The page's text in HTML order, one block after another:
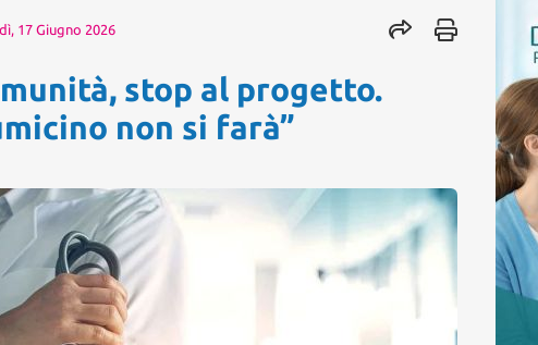
17 Giugno 2026
stop al progetto.
non si farà”